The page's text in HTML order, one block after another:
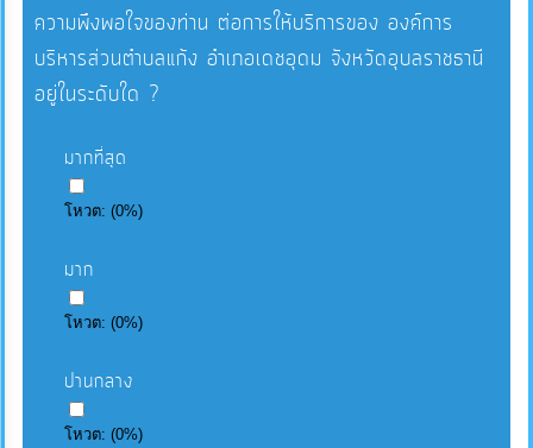
ความพึงพอใจของท่าน ต่อการให้บริการของ องค์การ
บริหารส่วนตำบลแก้ง อำเภอเดชอุดม จังหวัดอุบลราชธานี
อยู่ในระดับใด ?
มากที่สุด
โหวต:(0%)
มาก
โหวต:(0%)
ปานกลาง
โหวต:(0%)